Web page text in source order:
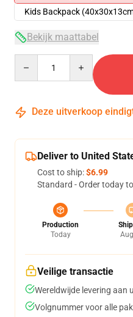
Kids Backpack
Bekijk maattabel
Deze uitverkoop
Deliver to United
Cost to ship:$6.99
Standard - Order today
Production
Today
Veilige transactie
Wereldwijde levering aan
Volgnummer voor alle